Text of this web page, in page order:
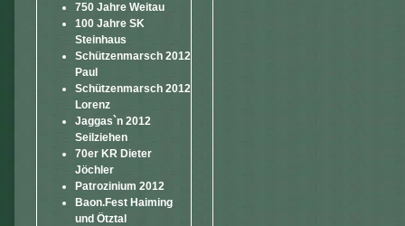
750 Jahre Weitau
100 Jahre SK
Steinhaus
Schützenmarsch 2012
Paul
Schützenmarsch 2012
Lorenz
Jaggas`n 2012
Seilziehen
70er KR Dieter
Jöchler
Patrozinium 2012
Baon.Fest Haiming
und Ötztal